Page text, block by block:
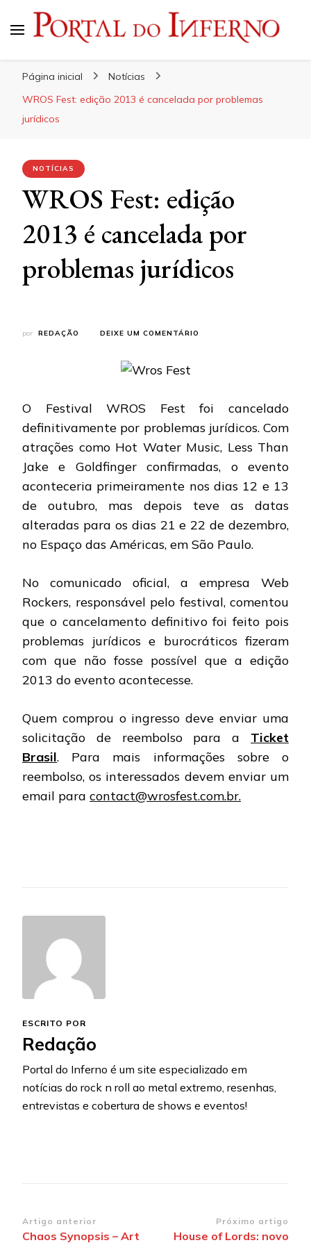
Página inicial
Notícias
WROS Fest: edição 2013 é cancelada por problemas
jurídicos
NOTÍCIAS
WROS Fest: edição
2013 é cancelada por
problemas jurídicos
por REDAÇÃO DEIXE UM COMENTÁRIO
CANCELADA
PROBLEMAS
JURÍDICOS
O Festival WROS Fest foi cancelado
definitivamente por problemas jurídicos. Com
atrações como Hot Water Music, Less Than
Jake e Goldfinger confirmadas, o evento
aconteceria primeiramente nos dias 12 e 13
de outubro, mas depois teve as datas
alteradas para os dias 21 e 22 de dezembro,
no Espaço das Américas, em São Paulo.
No comunicado oficial, a empresa Web
Rockers, responsável pelo festival, comentou
que o cancelamento definitivo foi feito pois
problemas jurídicos e burocráticos fizeram
com que não fosse possível que a edição
2013 do evento acontecesse.
Quem comprou o ingresso deve enviar uma
solicitação de reembolso para a Ticket
Brasil. Para mais informações sobre o
reembolso, os interessados devem enviar um
email para contact@wrosfest.com.br.
ESCRITO POR
Redação
Portal do Inferno é um site especializado em
notícias do rock n roll ao metal extremo, resenhas,
entrevistas e cobertura de shows e eventos!
Navegação
Artigo anterior
Chaos Synopsis – Art
Próximo artigo
House of Lords: novo